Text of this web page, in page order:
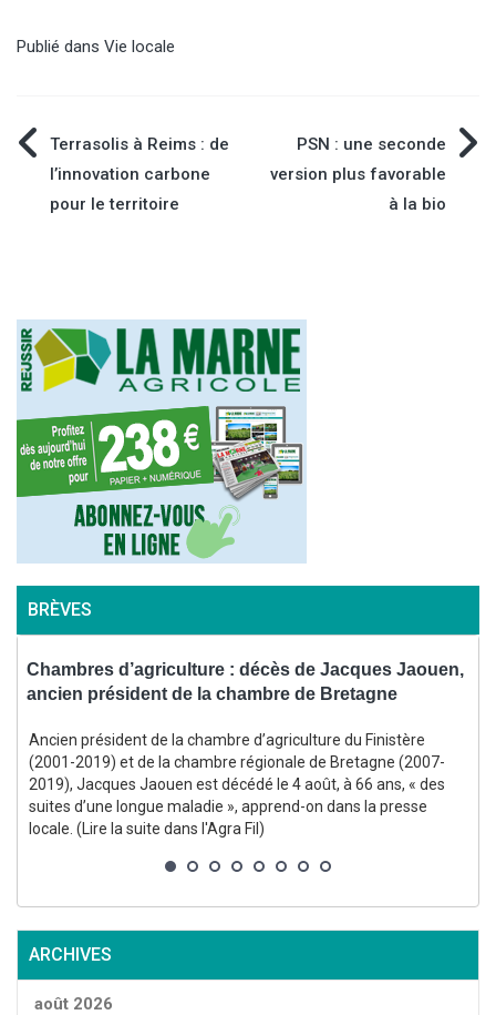
Publié dans Vie locale
Navigation
de
Terrasolis à Reims : de
l’innovation carbone
pour le territoire
PSN : une seconde
version plus favorable
à la bio
BRÈVES
Chambres d’agriculture : décès de Jacques Jaouen,
ancien président de la chambre de Bretagne
Ancien président de la chambre d’agriculture du Finistère
(2001-2019) et de la chambre régionale de Bretagne (2007-
2019), Jacques Jaouen est décédé le 4 août, à 66 ans, « des
suites d’une longue maladie », apprend-on dans la presse
locale. (Lire la suite dans l'Agra Fil)
ARCHIVES
août 2026